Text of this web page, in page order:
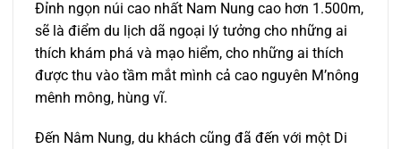
Đỉnh ngọn núi cao nhất Nam Nung cao hơn 1.500m,
sẽ là điểm du lịch dã ngoại lý tưởng cho những ai
thích khám phá và mạo hiểm, cho những ai thích
được thu vào tầm mắt mình cả cao nguyên M’nông
mênh mông, hùng vĩ.
Đến Nâm Nung, du khách cũng đã đến với một Di